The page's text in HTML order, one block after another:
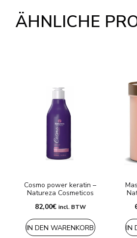
ÄHNLICHE
Cosmo power keratin –
Natureza Cosmeticos
82,00€ incl. BTW
IN DEN WARENKORB IN